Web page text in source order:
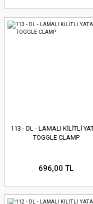
113 - DL - LAMALI KİLİTLİ
TOGGLE CLAMP
696,00 TL